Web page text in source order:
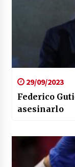
29/09/2023
Federico
asesinarlo